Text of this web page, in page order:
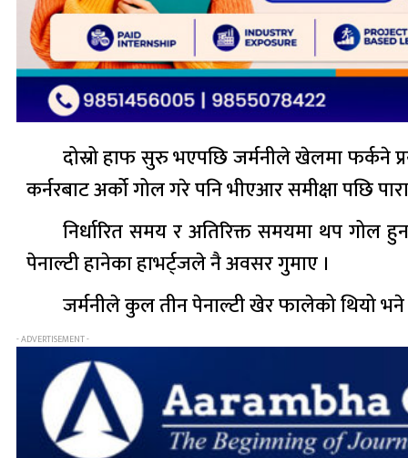
दोस्रो हाफ सुरु भएपछि जर्मनीले खेलमा फर्कने
कर्नरबाट अर्को गोल गरे पनि भीएआर समीक्षा पछि
निर्धारित समय र अतिरिक्त समयमा थप गोल
पेनाल्टी हानेका हाभर्ट्जले नै अवसर गुमाए ।
जर्मनीले कुल तीन पेनाल्टी खेर फालेको थियो भने
- ADVERTISEMENT -